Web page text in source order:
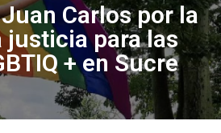
Carlos por la
justicia para las
+ en Sucre